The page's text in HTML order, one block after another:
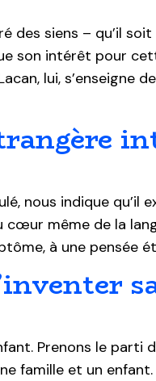
des siens – qu’il
son intérêt pour
lui,
nous indique qu’il
cœur même de la
à une pensée
Prenons le
famille et un